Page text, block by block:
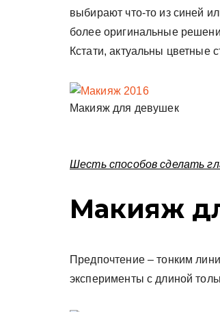
выбирают что-то из синей
более оригинальные
Кстати, актуальны цветные
Макияж для девушек
Шесть способов сделать
Макияж
Предпочтение – тонким
эксперименты с длиной